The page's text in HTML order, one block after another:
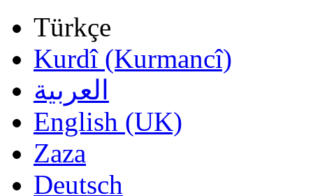
Türkçe
Kurdî (Kurmancî)
العربية
English (UK)
Zaza
Deutsch